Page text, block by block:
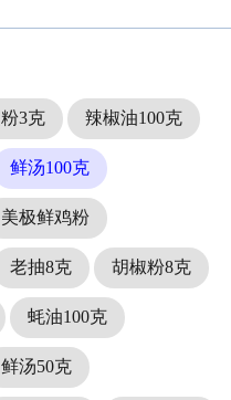
3克 辣椒油100克
鲜汤100克
美极鲜鸡粉
老抽8克 胡椒粉8克
蚝油100克
鲜汤50克